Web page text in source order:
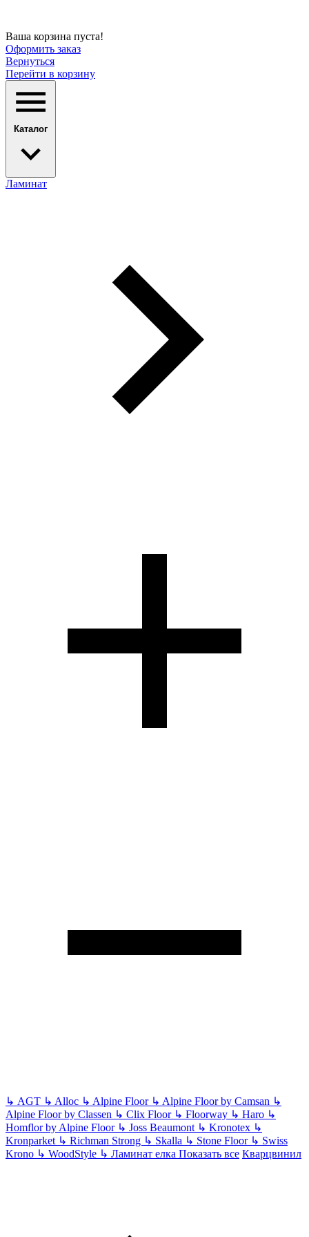
Ваша корзина пуста!
Оформить заказ
Вернуться
Перейти в корзину
Каталог
Ламинат
↳ AGT ↳ Alloc ↳ Alpine Floor ↳ Alpine Floor by Camsan ↳
Alpine Floor by Classen ↳ Clix Floor ↳ Floorway ↳ Haro ↳
Homflor by Alpine Floor ↳ Joss Beaumont ↳ Kronotex ↳
Kronparket ↳ Richman Strong ↳ Skalla ↳ Stone Floor ↳ Swiss
Krono ↳ WoodStyle ↳ Ламинат елка Показать все Кварцвинил